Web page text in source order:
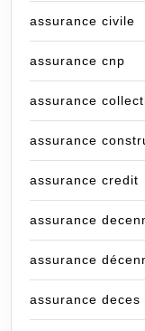
assurance civile
assurance cnp
assurance
assurance
assurance credit
assurance
assurance
assurance deces